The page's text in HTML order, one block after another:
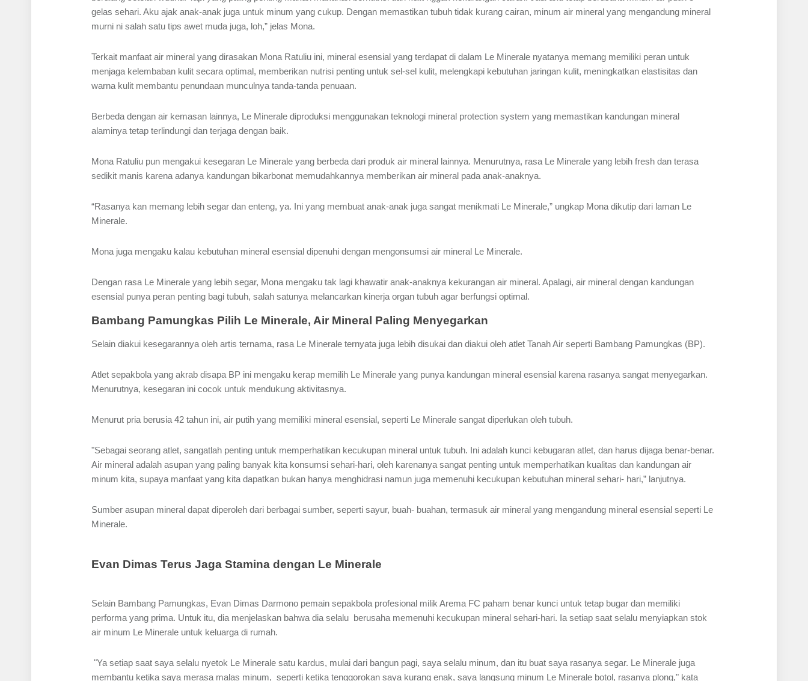
gelas sehari. Aku ajak anak-anak juga untuk minum yang cukup. Dengan memastikan tubuh tidak kurang cairan, minum air mineral yang mengandung mineral
murni ni salah satu tips awet muda juga, loh,” jelas Mona.
Terkait manfaat air mineral yang dirasakan Mona Ratuliu ini, mineral esensial yang terdapat di dalam Le Minerale nyatanya memang memiliki peran untuk
menjaga kelembaban kulit secara optimal, memberikan nutrisi penting untuk sel-sel kulit, melengkapi kebutuhan jaringan kulit, meningkatkan elastisitas dan
warna kulit membantu penundaan munculnya tanda-tanda penuaan.
Berbeda dengan air kemasan lainnya, Le Minerale diproduksi menggunakan teknologi mineral protection system yang memastikan kandungan mineral
alaminya tetap terlindungi dan terjaga dengan baik.
Mona Ratuliu pun mengakui kesegaran Le Minerale yang berbeda dari produk air mineral lainnya. Menurutnya, rasa Le Minerale yang lebih fresh dan terasa
sedikit manis karena adanya kandungan bikarbonat memudahkannya memberikan air mineral pada anak-anaknya.
“Rasanya kan memang lebih segar dan enteng, ya. Ini yang membuat anak-anak juga sangat menikmati Le Minerale,” ungkap Mona dikutip dari laman Le
Minerale.
Mona juga mengaku kalau kebutuhan mineral esensial dipenuhi dengan mengonsumsi air mineral Le Minerale.
Dengan rasa Le Minerale yang lebih segar, Mona mengaku tak lagi khawatir anak-anaknya kekurangan air mineral. Apalagi, air mineral dengan kandungan
esensial punya peran penting bagi tubuh, salah satunya melancarkan kinerja organ tubuh agar berfungsi optimal.
Bambang Pamungkas Pilih Le Minerale, Air Mineral Paling Menyegarkan
Selain diakui kesegarannya oleh artis ternama, rasa Le Minerale ternyata juga lebih disukai dan diakui oleh atlet Tanah Air seperti Bambang Pamungkas (BP).
Atlet sepakbola yang akrab disapa BP ini mengaku kerap memilih Le Minerale yang punya kandungan mineral esensial karena rasanya sangat menyegarkan.
Menurutnya, kesegaran ini cocok untuk mendukung aktivitasnya.
Menurut pria berusia 42 tahun ini, air putih yang memiliki mineral esensial, seperti Le Minerale sangat diperlukan oleh tubuh.
"Sebagai seorang atlet, sangatlah penting untuk memperhatikan kecukupan mineral untuk tubuh. Ini adalah kunci kebugaran atlet, dan harus dijaga benar-benar.
Air mineral adalah asupan yang paling banyak kita konsumsi sehari-hari, oleh karenanya sangat penting untuk memperhatikan kualitas dan kandungan air
minum kita, supaya manfaat yang kita dapatkan bukan hanya menghidrasi namun juga memenuhi kecukupan kebutuhan mineral sehari- hari,” lanjutnya.
Sumber asupan mineral dapat diperoleh dari berbagai sumber, seperti sayur, buah- buahan, termasuk air mineral yang mengandung mineral esensial seperti Le
Minerale.
Evan Dimas Terus Jaga Stamina dengan Le Minerale
Selain Bambang Pamungkas, Evan Dimas Darmono pemain sepakbola profesional milik Arema FC paham benar kunci untuk tetap bugar dan memiliki
performa yang prima. Untuk itu, dia menjelaskan bahwa dia selalu berusaha memenuhi kecukupan mineral sehari-hari. Ia setiap saat selalu menyiapkan stok
air minum Le Minerale untuk keluarga di rumah.
"Ya setiap saat saya selalu nyetok Le Minerale satu kardus, mulai dari bangun pagi, saya selalu minum, dan itu buat saya rasanya segar. Le Minerale juga
membantu ketika saya merasa malas minum, seperti ketika tenggorokan saya kurang enak, saya langsung minum Le Minerale botol, rasanya plong," kata